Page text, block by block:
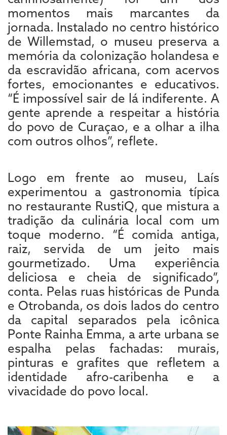
momentos mais marcantes da
jornada. Instalado no centro histórico
de Willemstad, o museu preserva a
memória da colonização holandesa e
da escravidão africana, com acervos
fortes, emocionantes e educativos.
“É impossível sair de lá indiferente. A
gente aprende a respeitar a história
do povo de Curaçao, e a olhar a ilha
com outros olhos”, reflete.
Logo em frente ao museu, Laís
experimentou a gastronomia típica
no restaurante RustiQ, que mistura a
tradição da culinária local com um
toque moderno. “É comida antiga,
raiz, servida de um jeito mais
gourmetizado. Uma experiência
deliciosa e cheia de significado”,
conta. Pelas ruas históricas de Punda
e Otrobanda, os dois lados do centro
da capital separados pela icônica
Ponte Rainha Emma, a arte urbana se
espalha pelas fachadas: murais,
pinturas e grafites que refletem a
identidade afro-caribenha e a
vivacidade do povo local.